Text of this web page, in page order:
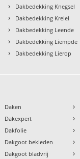
› Dakbedekking Knegsel
› Dakbedekking Kreiel
› Dakbedekking Leende
› Dakbedekking Liempde
› Dakbedekking Lierop
Daken
Dakexpert
Dakfolie
Dakgoot bekleden
Dakgoot bladvrij
›
›
›
›
›